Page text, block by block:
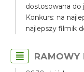
dostosowana
Konkurs: na
najlepszy filmik
RAMOWY